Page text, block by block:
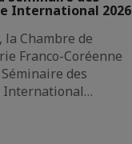
International 2026
la Chambre de
Franco-Coréenne
des
International…